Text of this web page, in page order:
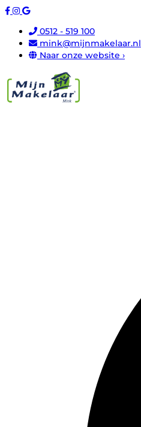
0512 - 519 100
mink@mijnmakelaar.nl
Naar onze website ›